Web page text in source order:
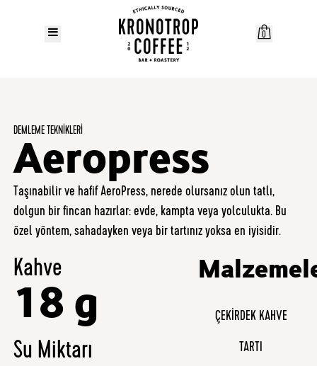
0
DEMLEME TEKNIKLERI
Aeropress
Taşınabilir ve hafif AeroPress, nerede olursanız olun tatlı,
dolgun bir fincan hazırlar: evde, kampta veya yolculukta. Bu
özel yöntem, sahadayken veya bir tartınız yoksa en iyisidir.
Kahve
18 g
Su Miktarı
ÇEKIRDEK KAHVE
TARTI